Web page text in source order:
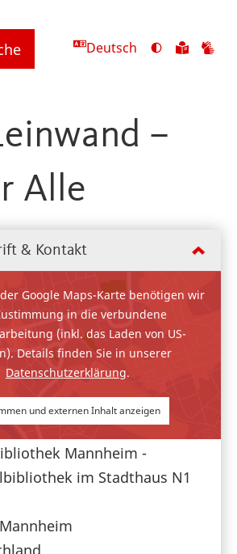
Deutsch
Ansicht
umschalten
Zu
–
Alle
& Kontakt
Google Maps-Karte benötigen wir
in die verbundene
(inkl. das Laden von US-
Details finden Sie in unserer
Datenschutzerklärung.
und externen Inhalt anzeigen
Mannheim -
im Stadthaus N1
Mannheim